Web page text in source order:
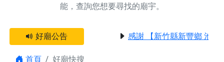
能，查詢您想要尋找的廟宇。
好廟公告 感謝 【新竹縣新豐鄉 池和
首頁
好廟快搜